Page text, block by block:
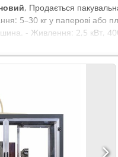
, Продається
5–30 кг у паперові або
- Живлення: 2,5 кВт,
190 кг - Габаритні
на EXPORT: 56 500